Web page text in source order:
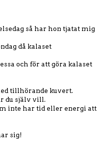
så har hon tjatat mig
då kalaset
och för att göra kalaset
tillhörande kuvert.
du själv vill.
inte har tid eller energi att
sig!